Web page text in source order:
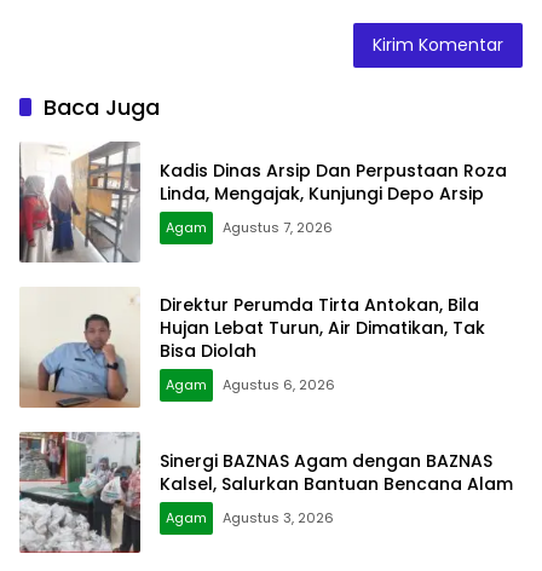
Baca Juga
Kadis Dinas Arsip Dan Perpustaan Roza
Linda, Mengajak, Kunjungi Depo Arsip
Agam Agustus 7, 2026
Direktur Perumda Tirta Antokan, Bila
Hujan Lebat Turun, Air Dimatikan, Tak
Bisa Diolah
Agam Agustus 6, 2026
Sinergi BAZNAS Agam dengan BAZNAS
Kalsel, Salurkan Bantuan Bencana Alam
Agam Agustus 3, 2026